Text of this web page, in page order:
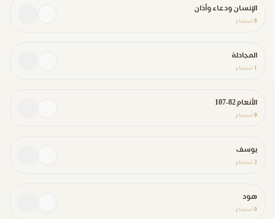
الإنسان ودعاء وأذان
0 استماع
المجادلة
1 استماع
الأنعام 82-107
0 استماع
يوسف
2 استماع
هود
0 استماع